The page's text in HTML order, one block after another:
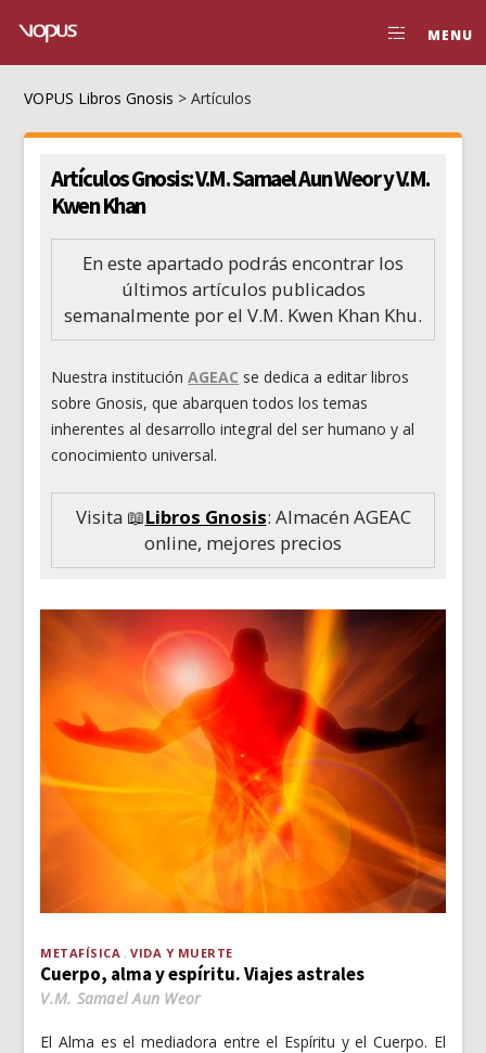
MENU
VOPUS Libros Gnosis >Artículos
Artículos Gnosis: V.M. Samael Aun Weor y V.M.
Kwen Khan
En este apartado podrás encontrar los
últimos artículos publicados
semanalmente por el V.M. Kwen Khan Khu.
Nuestra instituciónAGEAC se dedica a editarlibros
sobre Gnosis, que abarquen todos los temas
inherentes al desarrollo integral del ser humano y al
conocimiento universal.
Visita 📖Libros Gnosis: Almacén AGEAC
online, mejores precios
METAFÍSICA VIDA Y MUERTE
Cuerpo, alma y espíritu. Viajes astrales
V.M. Samael Aun Weor
El Alma es el mediadora entre el Espíritu y el Cuerpo. El